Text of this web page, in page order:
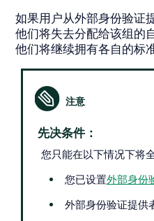
如果用户从外部身份验证
他们将失去分配给该组的
他们将继续拥有各自的标
先决条件：
您只能在以下情况下将
您已设置外部身份
外部身份验证提供